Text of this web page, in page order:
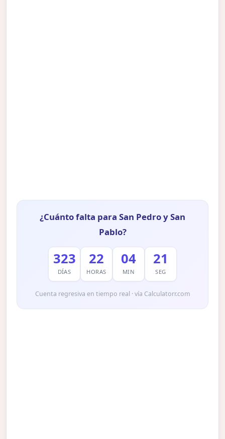
¿Cuánto falta para San Pedro y San
Pablo?
323
DÍAS
22
HORAS
04
MIN
20
SEG
Cuenta regresiva en tiempo real · vía Calculatorr.com